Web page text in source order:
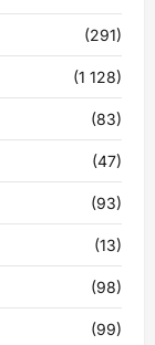
(291)
(1 128)
(83)
(47)
(93)
(13)
(98)
(99)